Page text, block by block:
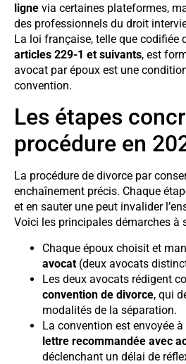
ligne via certaines plateformes,
des professionnels du droit
La loi française, telle que codifiée
articles 229-1 et suivants, est
avocat par époux est une
convention.
Les étapes
procédure en
La procédure de divorce par
enchaînement précis. Chaque
et en sauter une peut invalider
Voici les principales démarches à
Chaque époux choisit et
avocat (deux avocats
Les deux avocats rédigent
convention de divorce, qui
modalités de la séparation.
La convention est envoyée
lettre recommandée avec
déclenchant un délai de